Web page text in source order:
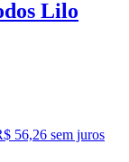
Lilo
56,26 sem juros